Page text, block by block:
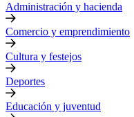
Administración y hacienda
Comercio y emprendimiento
Cultura y festejos
Deportes
Educación y juventud